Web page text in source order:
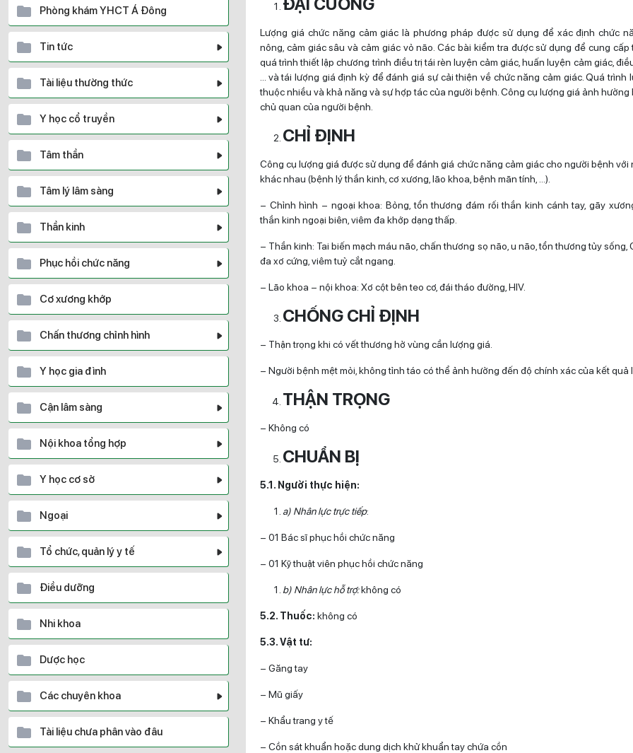
Phòng khám YHCT Á Đông
Tin tức
Tài liệu thường thức
Y học cổ truyền
Tâm thần
Tâm lý lâm sàng
Thần kinh
Phục hồi chức năng
Cơ xương khớp
Chấn thương chỉnh hình
Y học gia đình
Cận lâm sàng
Nội khoa tổng hợp
Y học cơ sở
Ngoại
Tổ chức, quản lý y tế
Điều dưỡng
Nhi khoa
Dược học
Các chuyên khoa
Tài liệu chưa phân vào đâu
Lượng giá chức năng cảm giác là phương pháp được sử dụng để xác định chức
nông, cảm giác sâu và cảm giác vỏ não. Các bài kiểm tra được sử dụng để cung cấp
quá trình thiết lập chương trình điều trị tái rèn luyện cảm giác, huấn luyện cảm giác,
… và tái lượng giá định kỳ để đánh giá sự cải thiện về chức năng cảm giác. Quá trình
thuộc nhiều và khả năng và sự hợp tác của người bệnh. Công cụ lượng giá ảnh hưởng
chủ quan của người bệnh.
CHỈ ĐỊNH
Công cụ lượng giá được sử dụng để đánh giá chức năng cảm giác cho người bệnh với
khác nhau (bệnh lý thần kinh, cơ xương, lão khoa, bệnh mãn tính, …).
– Chỉnh hình – ngoại khoa: Bỏng, tổn thương đám rối thần kinh cánh tay, gãy
thần kinh ngoại biên, viêm đa khớp dạng thấp.
– Thần kinh: Tai biến mạch máu não, chấn thương sọ não, u não, tổn thương tủy sống,
đa xơ cứng, viêm tuỷ cắt ngang.
– Lão khoa – nội khoa: Xơ cột bên teo cơ, đái tháo đường, HIV.
CHỐNG CHỈ ĐỊNH
– Thận trọng khi có vết thương hở vùng cần lượng giá.
– Người bệnh mệt mỏi, không tỉnh táo có thể ảnh hưởng đến độ chính xác của kết quả
THẬN TRỌNG
– Không có
CHUẨN BỊ
5.1. Người thực hiện:
a) Nhân lực trực tiếp:
– 01 Bác sĩ phục hồi chức năng
– 01 Kỹ thuật viên phục hồi chức năng
b) Nhân lực hỗ trợ:không có
5.2. Thuốc: không có
5.3. Vật tư:
– Găng tay
– Mũ giấy
– Khẩu trang y tế
– Cồn sát khuẩn hoặc dung dịch khử khuẩn tay chứa cồn